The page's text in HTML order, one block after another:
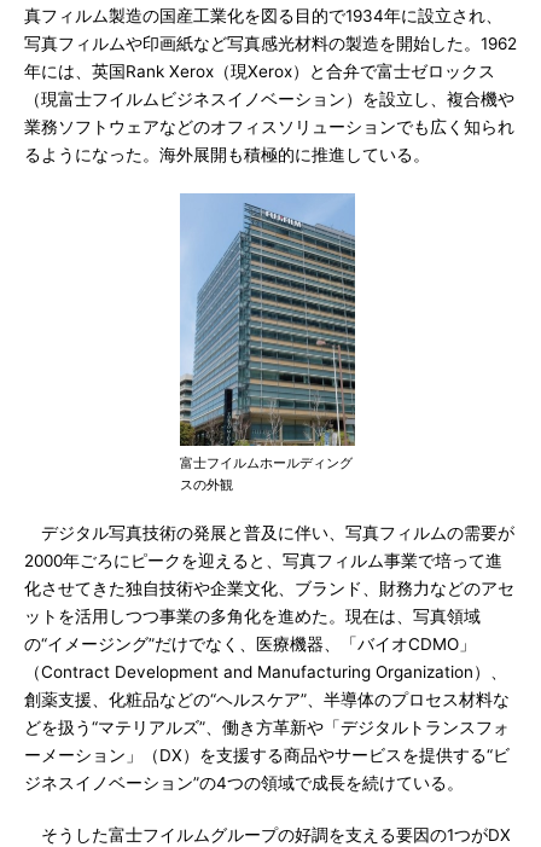
真フィルム製造の国産工業化を図る目的で1934年に設立され、
写真フィルムや印画紙など写真感光材料の製造を開始した。1962
年には、英国Rank Xerox（現Xerox）と合弁で富士ゼロックス
（現富士フイルムビジネスイノベーション）を設立し、複合機や
業務ソフトウェアなどのオフィスソリューションでも広く知られ
るようになった。海外展開も積極的に推進している。
富士フイルムホールディング
スの外観
デジタル写真技術の発展と普及に伴い、写真フィルムの需要が
2000年ごろにピークを迎えると、写真フィルム事業で培って進
化させてきた独自技術や企業文化、ブランド、財務力などのアセ
ットを活用しつつ事業の多角化を進めた。現在は、写真領域
の“イメージング”だけでなく、医療機器、「バイオCDMO」
（Contract Development and Manufacturing Organization）、
創薬支援、化粧品などの“ヘルスケア”、半導体のプロセス材料な
どを扱う“マテリアルズ”、働き方革新や「デジタルトランスフォ
ーメーション」（DX）を支援する商品やサービスを提供する“ビ
ジネスイノベーション”の4つの領域で成長を続けている。
そうした富士フイルムグループの好調を支える要因の1つがDX